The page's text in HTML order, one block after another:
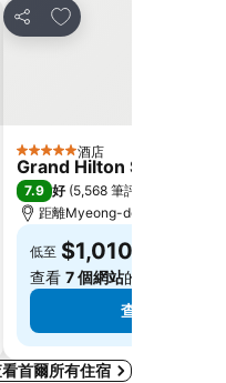
分享
放到收藏夾
5 星級 酒店
Grand Hilton Seoul
7.9 好 (5,568 筆評分
距離Myeong-dong 5.6 公里
低至 $1,010
查看 7 個網站的價格
查看價格
首爾所有住宿